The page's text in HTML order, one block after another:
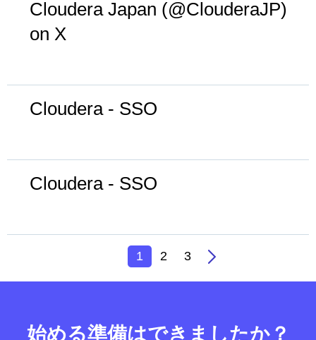
Cloudera Japan (@ClouderaJP)
on X
Cloudera - SSO
Cloudera - SSO
1 2 3
始める準備はできましたか？